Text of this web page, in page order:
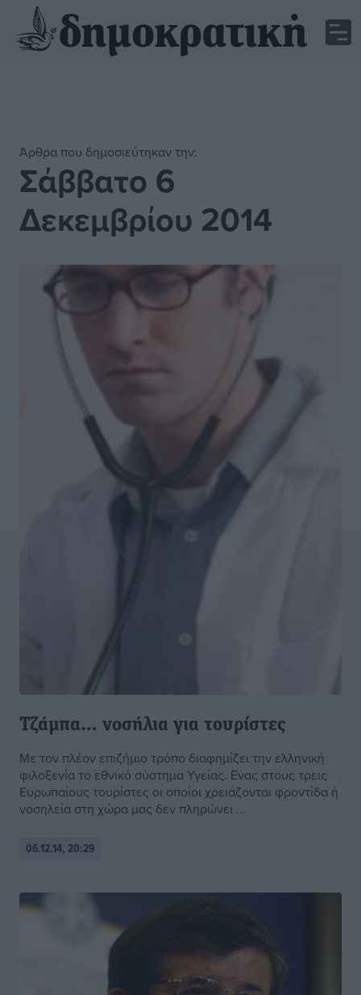
Άρθρα που δημοσιεύτηκαν την:
Σάββατο 6
Δεκεμβρίου 2014
Τζάμπα… νοσήλια για τουρίστες
Με τον πλέον επιζήμιο τρόπο διαφημίζει την ελληνική
φιλοξενία το εθνικό σύστημα Υγείας. Ενας στους τρεις
Ευρωπαίους τουρίστες οι οποίοι χρειάζονται φροντίδα ή
νοσηλεία στη χώρα μας δεν πληρώνει ...
06.12.14, 20:29